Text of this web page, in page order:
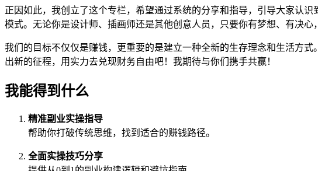
正因如此，我创立了这个专栏，希望通过系统的分享和指导，引导大家认
模式。无论你是设计师、插画师还是其他创意人员，只要你有梦想、有决心
我们的目标不仅仅是赚钱，更重要的是建立一种全新的生存理念和生活方
出新的征程，用实力去兑现财务自由吧！我期待与你们携手共赢！
我能得到什么
精准副业实操指导
帮助你打破传统思维，找到适合的赚钱路径。
全面实操技巧分享